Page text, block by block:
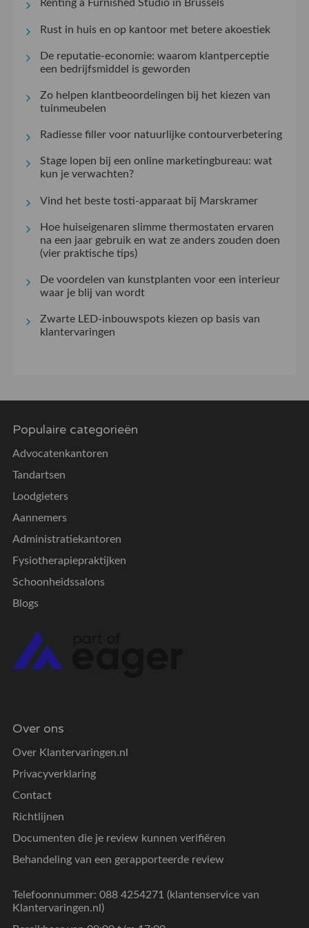
Renting a Furnished Studio in Brussels
Rust in huis en op kantoor met betere akoestiek
De reputatie-economie: waarom klantperceptie
een bedrijfsmiddel is geworden
Zo helpen klantbeoordelingen bij het kiezen van
tuinmeubelen
Radiesse filler voor natuurlijke contourverbetering
Stage lopen bij een online marketingbureau: wat
kun je verwachten?
Vind het beste tosti-apparaat bij Marskramer
Hoe huiseigenaren slimme thermostaten ervaren
na een jaar gebruik en wat ze anders zouden doen
(vier praktische tips)
De voordelen van kunstplanten voor een interieur
waar je blij van wordt
Zwarte LED-inbouwspots kiezen op basis van
klantervaringen
Populaire categorieën
Advocatenkantoren
Tandartsen
Loodgieters
Aannemers
Administratiekantoren
Fysiotherapiepraktijken
Schoonheidssalons
Blogs
Over ons
Over Klantervaringen.nl
Privacyverklaring
Contact
Richtlijnen
Documenten die je review kunnen verifiëren
Behandeling van een gerapporteerde review
Telefoonnummer: 088 4254271 (klantenservice van
Klantervaringen.nl)